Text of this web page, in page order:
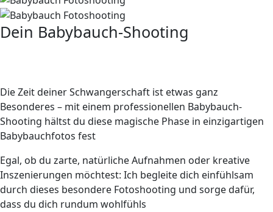
Dein Babybauch-Shooting
Die Zeit deiner Schwangerschaft ist etwas ganz
Besonderes – mit einem professionellen Babybauch-
Shooting hältst du diese magische Phase in einzigartigen
Babybauchfotos fest
Egal, ob du zarte, natürliche Aufnahmen oder kreative
Inszenierungen möchtest: Ich begleite dich einfühlsam
durch dieses besondere Fotoshooting und sorge dafür,
dass du dich rundum wohlfühls